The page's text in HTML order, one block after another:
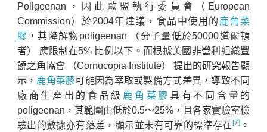
Poligeenan，因此歐盟執行委員會（European
Commission）於2004年建議，食品中使用的 鹿角菜
膠 ，其降解物poligeenan （分子量低於50000道爾頓
者） 應限制在5% 比例以下。而根據美國非營利組織豐
饒之角協會 （Cornucopia Institute） 提出的研究報告顯
示， 鹿角菜膠可能因為萃取或製備方式差異，導致不同
廠商生產出的食品級 鹿角菜膠 具有不同含量的
poligeenan，其範圍由低於0.5～25%，且各家實驗室檢
驗出的數據亦有落差，顯示並未有可靠的標準存在[7]。